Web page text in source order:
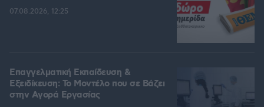
07.08.2026, 12:25
Επαγγελματική Εκπαίδευση &
Εξειδίκευση: Το Mοντέλο που σε Bάζει
στην Aγορά Eργασίας